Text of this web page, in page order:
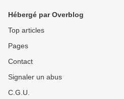
Hébergé par Overblog
Top articles
Pages
Contact
Signaler un abus
C.G.U.